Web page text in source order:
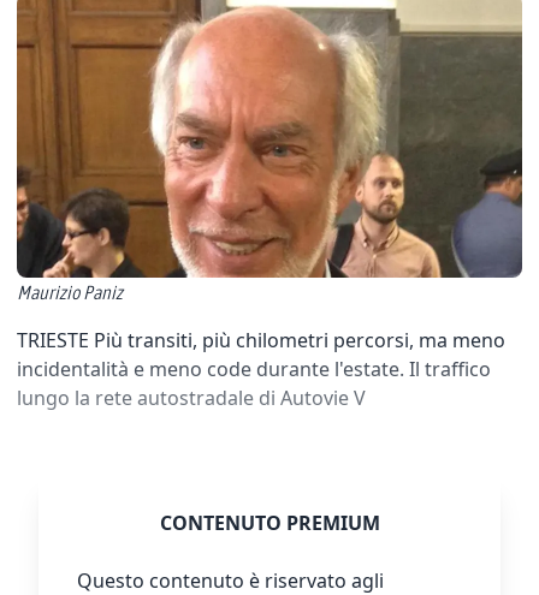
Maurizio Paniz
TRIESTE Più transiti, più chilometri percorsi, ma meno
incidentalità e meno code durante l'estate. Il traffico
lungo la rete autostradale di Autovie V
CONTENUTO PREMIUM
Questo contenuto è riservato agli